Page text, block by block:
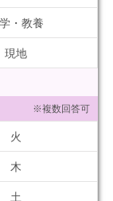
・教養
現地
※複数回答可
火
木
土